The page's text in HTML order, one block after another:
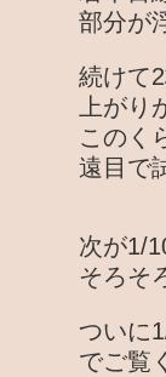
部分が
続けて
上が
このく
遠目で
次が1/
そろそ
ついに
でご覧